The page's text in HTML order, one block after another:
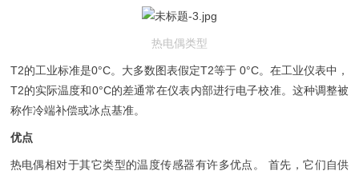
热电偶类型
T2的工业标准是0°C。大多数图表假定T2等于 0°C。在工业仪表中，
T2的实际温度和0°C的差通常在仪表内部进行电子校准。这种调整被
称作冷端补偿或冰点基准。
优点
热电偶相对于其它类型的温度传感器有许多优点。 首先，它们自供